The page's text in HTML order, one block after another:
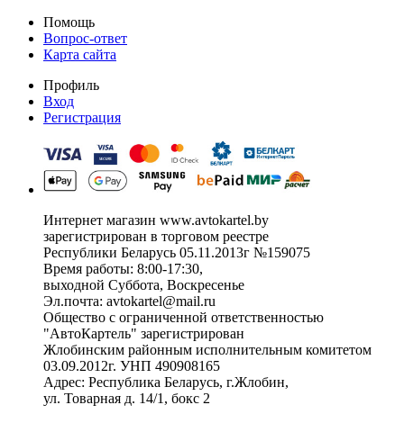
Помощь
Вопрос-ответ
Карта сайта
Профиль
Вход
Регистрация
Интернет магазин www.avtokartel.by
зарегистрирован в торговом реестре
Республики Беларусь 05.11.2013г №159075
Время работы: 8:00-17:30,
выходной Суббота, Воскресенье
Эл.почта: avtokartel@mail.ru
Общество с ограниченной ответственностью
"АвтоКартель" зарегистрирован
Жлобинским районным исполнительным комитетом
03.09.2012г. УНП 490908165
Адрес: Республика Беларусь, г.Жлобин,
ул. Товарная д. 14/1, бокс 2